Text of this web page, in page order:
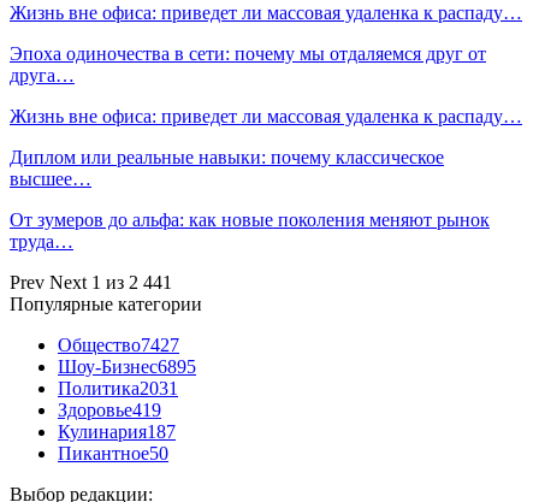
Жизнь вне офиса: приведет ли массовая удаленка к распаду…
Эпоха одиночества в сети: почему мы отдаляемся друг от
друга…
Жизнь вне офиса: приведет ли массовая удаленка к распаду…
Диплом или реальные навыки: почему классическое
высшее…
От зумеров до альфа: как новые поколения меняют рынок
труда…
Prev Next 1 из 2 441
Популярные категории
Общество7427
Шоу-Бизнес6895
Политика2031
Здоровье419
Кулинария187
Пикантное50
Выбор редакции: